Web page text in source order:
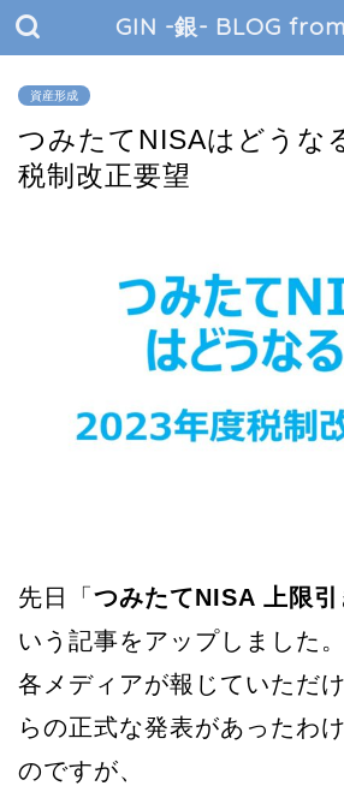
GIN -銀- BLOG
資産形成
つみたてNISAはどうな
税制改正要望
先日「 つみたてNISA 上限引
いう記事をアップしました
各メディアが報じていただ
らの正式な発表があったわ
のですが、